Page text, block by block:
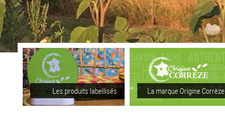
Les produits labellisés La marque Origine Corrèze